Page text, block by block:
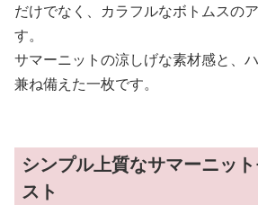
だけでなく、カラフルなボトムスの
す。
サマーニットの涼しげな素材感と、
兼ね備えた一枚です。
シンプル上質なサマーニッ
スト